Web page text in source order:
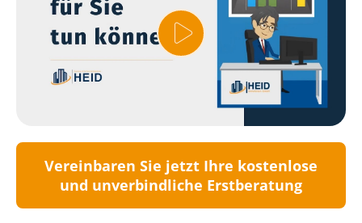
Vereinbaren Sie jetzt Ihre kostenlose
und unverbindliche Erstberatung